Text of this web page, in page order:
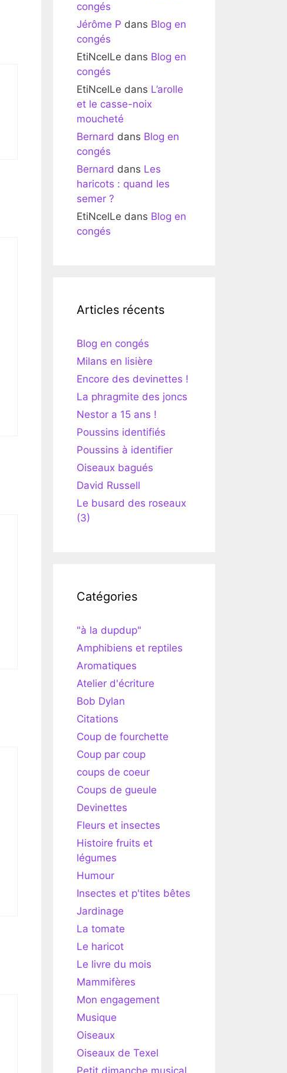
congés
Jérôme P dans Blog en
congés
EtiNcelLe dans Blog en
congés
EtiNcelLe dans L’arolle
et le casse-noix
moucheté
Bernard dans Blog en
congés
Bernard dans Les
haricots : quand les
semer ?
EtiNcelLe dans Blog en
congés
Articles récents
Blog en congés
Milans en lisière
Encore des devinettes !
La phragmite des joncs
Nestor a 15 ans !
Poussins identifiés
Poussins à identifier
Oiseaux bagués
David Russell
Le busard des roseaux
(3)
Catégories
"à la dupdup"
Amphibiens et reptiles
Aromatiques
Atelier d'écriture
Bob Dylan
Citations
Coup de fourchette
Coup par coup
coups de coeur
Coups de gueule
Devinettes
Fleurs et insectes
Histoire fruits et
légumes
Humour
Insectes et p'tites bêtes
Jardinage
La tomate
Le haricot
Le livre du mois
Mammifères
Mon engagement
Musique
Oiseaux
Oiseaux de Texel
Petit dimanche musical